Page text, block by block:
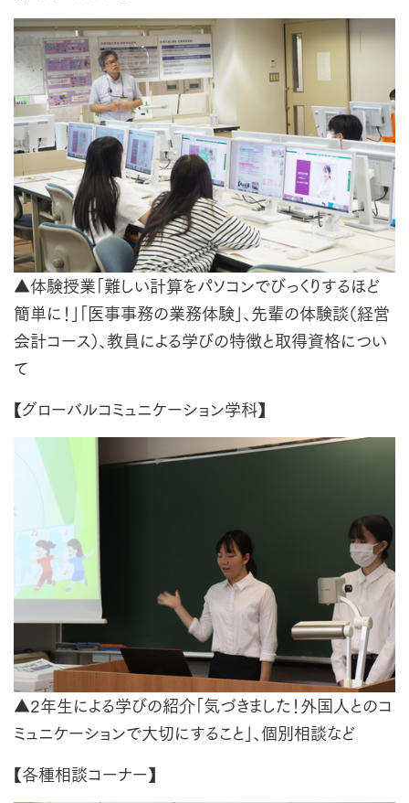
▲体験授業「難しい計算をパソコンでびっくりするほど
簡単に！」「医事事務の業務体験」、先輩の体験談（経営
会計コース）、教員による学びの特徴と取得資格につい
て
【グローバルコミュニケーション学科】
▲2年生による学びの紹介「気づきました！外国人とのコ
ミュニケーションで大切にすること」、個別相談など
【各種相談コーナー】